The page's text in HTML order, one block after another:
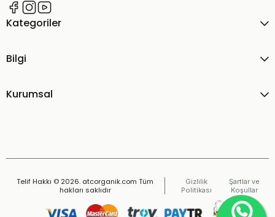
Kategoriler
Bilgi
Kurumsal
Telif Hakkı © 2026. atcorganik.com Tüm
hakları saklıdır
Gizlilik
Politikası
Şartlar ve
Koşullar